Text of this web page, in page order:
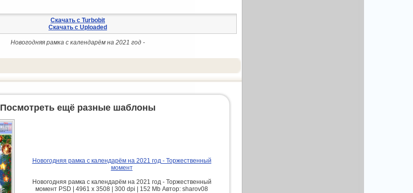
Скачать с Turbobit
Скачать с Uploaded
Новогодняя рамка с календарём на 2021 год -
Посмотреть ещё разные шаблоны
Новогодняя рамка с календарём на 2021 год - Торжественный
момент
Новогодняя рамка с календарём на 2021 год - Торжественный
момент PSD | 4961 х 3508 | 300 dpi | 152 Mb Автор: sharov08